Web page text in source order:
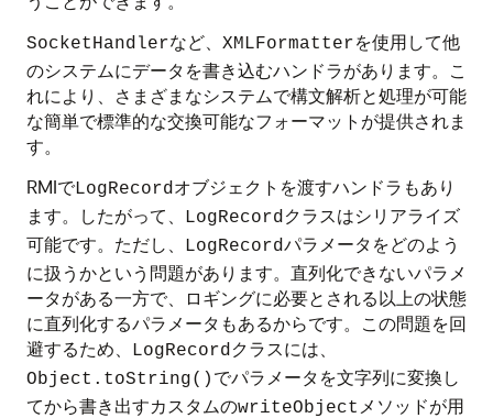
SocketHandlerなど、 XMLFormatterを使用して他
のシステムにデータを書き込むハンドラがあります。こ
れにより、さまざまなシステムで構文解析と処理が可能
な簡単で標準的な交換可能なフォーマットが提供されま
す。
RMIでLogRecordオブジェクトを渡すハンドラもあり
ます。したがって、
LogRecordクラスはシリアライズ
可能です。ただし、
LogRecordパラメータをどのよう
に扱うかという問題があります。直列化できないパラメ
ータがある一方で、ロギングに必要とされる以上の状態
に直列化するパラメータもあるからです。この問題を回
避するため、
LogRecordクラスには、
Object.toString() でパラメータを文字列に変換し
てから書き出すカスタムのwriteObject メソッドが用